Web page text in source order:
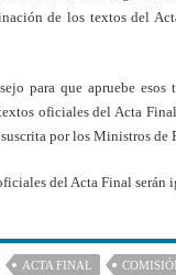
de los textos del
para que apruebe esos
oficiales del Acta
por los Ministros de
del Acta Final serán
ACTA FINAL